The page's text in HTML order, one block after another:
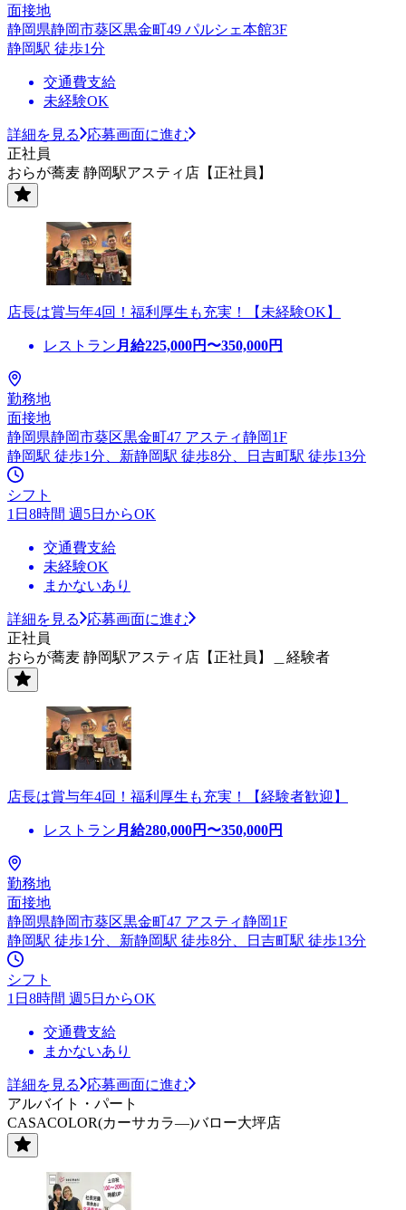
面接地
静岡県静岡市葵区黒金町49 パルシェ本館3F
静岡駅 徒歩1分
交通費支給
未経験OK
詳細を見る
応募画面に進む
正社員
おらが蕎麦 静岡駅アスティ店【正社員】
店長は賞与年4回！福利厚生も充実！【未経験OK】
レストラン 月給225,000円〜350,000円
勤務地
面接地
静岡県静岡市葵区黒金町47 アスティ静岡1F
静岡駅 徒歩1分、新静岡駅 徒歩8分、日吉町駅 徒歩13分
シフト
1日8時間 週5日からOK
交通費支給
未経験OK
まかないあり
詳細を見る
応募画面に進む
正社員
おらが蕎麦 静岡駅アスティ店【正社員】＿経験者
店長は賞与年4回！福利厚生も充実！【経験者歓迎】
レストラン 月給280,000円〜350,000円
勤務地
面接地
静岡県静岡市葵区黒金町47 アスティ静岡1F
静岡駅 徒歩1分、新静岡駅 徒歩8分、日吉町駅 徒歩13分
シフト
1日8時間 週5日からOK
交通費支給
まかないあり
詳細を見る
応募画面に進む
アルバイト・パート
CASACOLOR(カーサカラ―)バロー大坪店